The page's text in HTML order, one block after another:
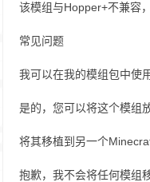
该模组与Hopper+不兼容
常见问题
我可以在我的模组包中使
是的，您可以将这个模组
将其移植到另一个
抱歉，我不会将任何模组